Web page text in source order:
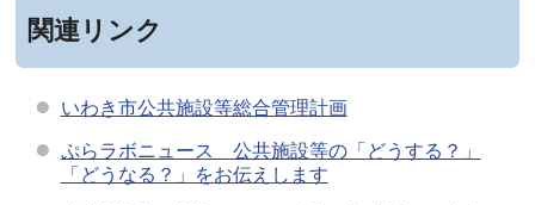
関連リンク
いわき市公共施設等総合管理計画
ぷらラボニュース 公共施設等の「どうする？」
「どうなる？」をお伝えします